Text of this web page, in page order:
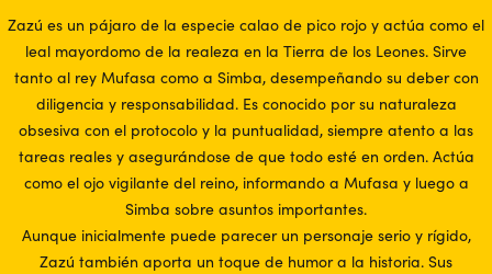
Zazú es un pájaro de la especie calao de pico rojo y actúa como el
leal mayordomo de la realeza en la Tierra de los Leones. Sirve
tanto al rey Mufasa como a Simba, desempeñando su deber con
diligencia y responsabilidad. Es conocido por su naturaleza
obsesiva con el protocolo y la puntualidad, siempre atento a las
tareas reales y asegurándose de que todo esté en orden. Actúa
como el ojo vigilante del reino, informando a Mufasa y luego a
Simba sobre asuntos importantes.
Aunque inicialmente puede parecer un personaje serio y rígido,
Zazú también aporta un toque de humor a la historia. Sus